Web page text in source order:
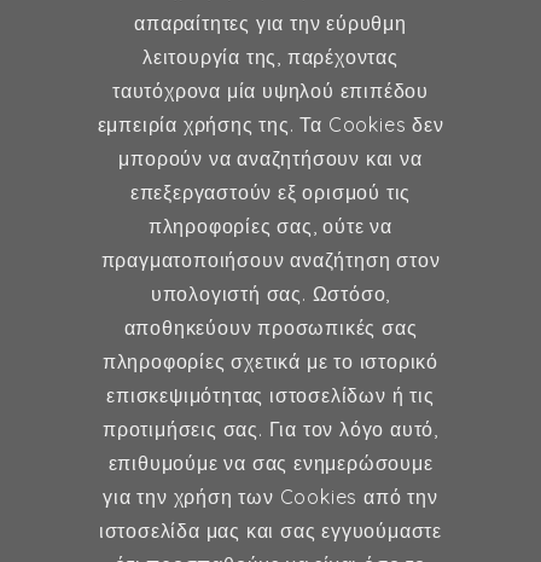
Γυναικολόγος
Μέλος ESHRE, ISA, FMH
Γυναικολογία
Υποβοηθούμενη Αναπαραγωγή
Μαιευτική
Επικοινωνία
Κερασούντος 5, Αθήνα 115 28
(30) 211 42 33 309
απαραίτητες για την εύρυθμη
λειτουργία της, παρέχοντας
ταυτόχρονα μία υψηλού επιπέδου
εμπειρία χρήσης της. Τα Cookies δεν
μπορούν να αναζητήσουν και να
επεξεργαστούν εξ ορισμού τις
πληροφορίες σας, ούτε να
πραγματοποιήσουν αναζήτηση στον
υπολογιστή σας. Ωστόσο,
αποθηκεύουν προσωπικές σας
πληροφορίες σχετικά με το ιστορικό
επισκεψιμότητας ιστοσελίδων ή τις
προτιμήσεις σας. Για τον λόγο αυτό,
επιθυμούμε να σας ενημερώσουμε
για την χρήση των Cookies από την
ιστοσελίδα μας και σας εγγυούμαστε